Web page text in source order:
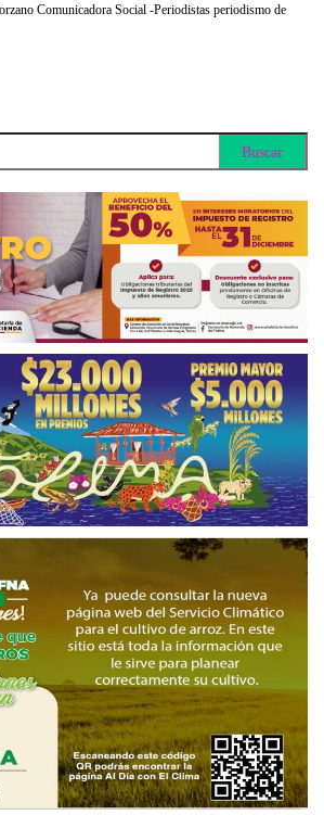
Comunicadora Social -Periodistas periodismo de